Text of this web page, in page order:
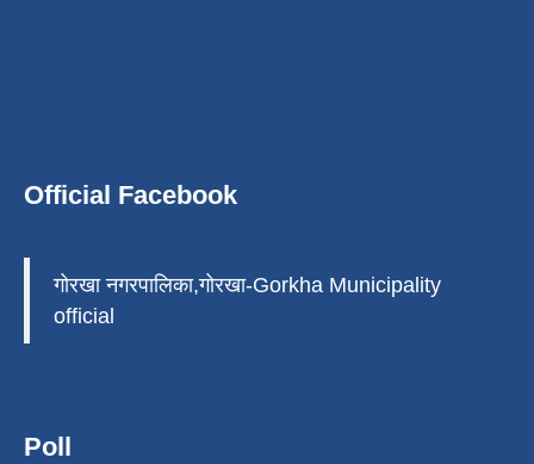
Official Facebook
गोरखा नगरपालिका,गोरखा-Gorkha Municipality
official
Poll